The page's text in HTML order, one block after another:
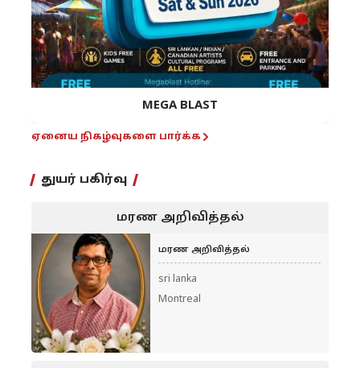
MEGA BLAST
ஏனைய நிகழ்வுகளை பார்க்க
துயர் பகிர்வு
மரண அறிவித்தல்
மரண அறிவித்தல்
sri lanka
Montreal